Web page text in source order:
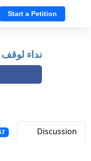
Start a Petition
نداء
Discussion